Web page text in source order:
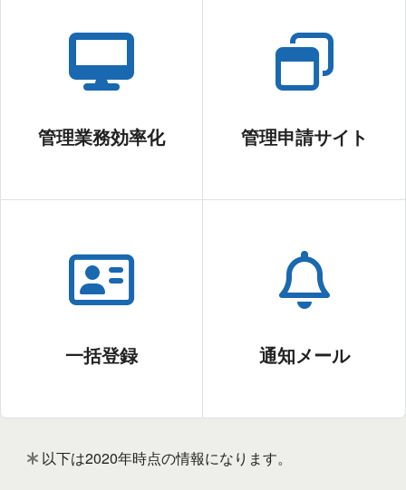
管理業務効率化 管理申請サイト
一括登録 通知メール
以下は2020年時点の情報になります。